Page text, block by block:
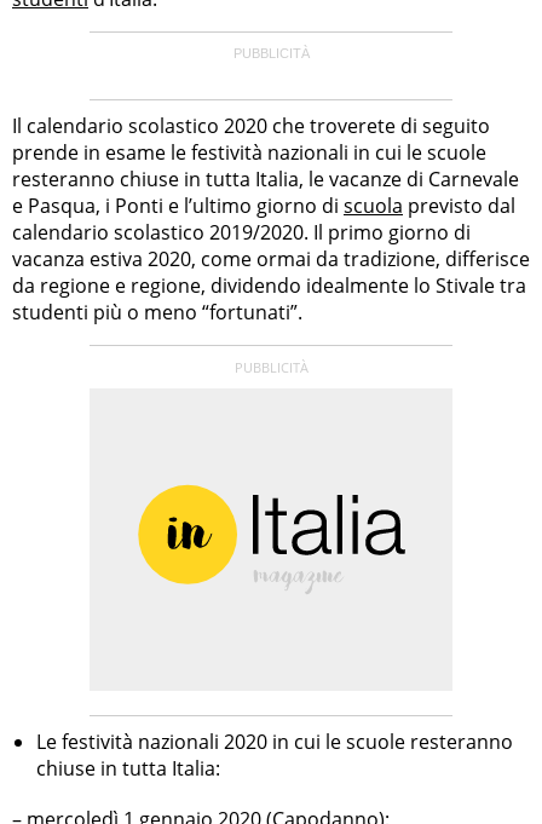
Il calendario scolastico 2020 che troverete di seguito
prende in esame le festività nazionali in cui le scuole
resteranno chiuse in tutta Italia, le vacanze di Carnevale
e Pasqua, i Ponti e l’ultimo giorno di scuola previsto dal
calendario scolastico 2019/2020. Il primo giorno di
vacanza estiva 2020, come ormai da tradizione, differisce
da regione e regione, dividendo idealmente lo Stivale tra
studenti più o meno “fortunati”.
Le festività nazionali 2020 in cui le scuole resteranno
chiuse in tutta Italia: